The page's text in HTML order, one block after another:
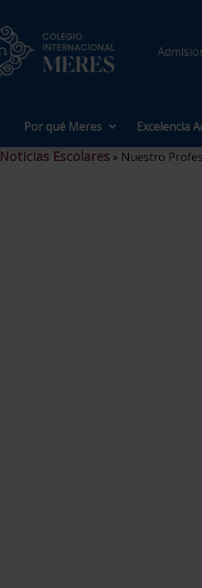
Por qué Meres Excelencia
Noticias Escolares » Nuestro